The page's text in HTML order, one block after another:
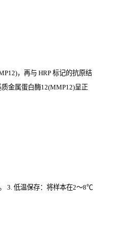
，再与 HRP 标记的抗原结
金属蛋白酶12(MMP12)呈正
3. 低温保存：将样本在2～8℃